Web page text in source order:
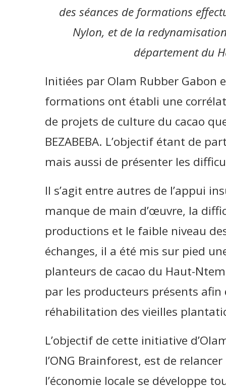
des séances de formations
Nylon, et de la
département du
Initiées par Olam Rubber Gabon
formations ont établi une
de projets de culture du cacao
BEZABEBA. L’objectif étant de
mais aussi de présenter les
Il s’agit entre autres de l’appui
manque de main d’œuvre, la
productions et le faible niveau
échanges, il a été mis sur pied
planteurs de cacao du Haut-
par les producteurs présents
réhabilitation des vieilles
L’objectif de cette initiative
l’ONG Brainforest, est de
l’économie locale se développe